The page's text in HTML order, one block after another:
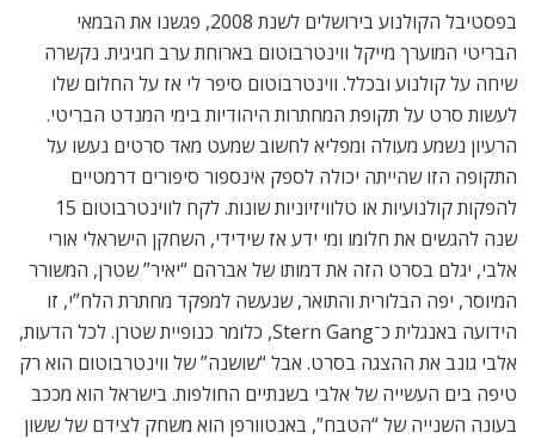
בפסטיבל הקולנוע בירושלים לשנת 2008, פגשנו את הבמאי
הבריטי המוערך מייקל ווינטרבוטום בארוחת ערב חגיגית. נקשרה
שיחה על קולנוע ובכלל. ווינטרבוטום סיפר לי אז על החלום שלו
לעשות סרט על תקופת המחתרות היהודיות בימי המנדט הבריטי.
הרעיון נשמע מעולה ומפליא לחשוב שמעט מאד סרטים נעשו על
התקופה הזו שהייתה יכולה לספק אינספור סיפורים דרמטיים
להפקות קולנועיות או טלוויזיוניות שונות. לקח לווינטרבוטום 15
שנה להגשים את חלומו ומי ידע אז שידידי, השחקן הישראלי אורי
אלבי, יגלם בסרט הזה את דמותו של אברהם “יאיר” שטרן, המשורר
המיוסר, יפה הבלורית והתואר, שנעשה למפקד מחתרת הלח”י, זו
הידועה באנגלית כ־Stern Gang, כלומר כנופיית שטרן. לכל הדעות,
אלבי גונב את ההצגה בסרט. אבל “שושנה” של ווינטרבוטום הוא רק
טיפה בים העשייה של אלבי בשנתיים החולפות. בישראל הוא מככב
בעונה השנייה של “הטבח”, באנטוורפן הוא משחק לצידם של ששון